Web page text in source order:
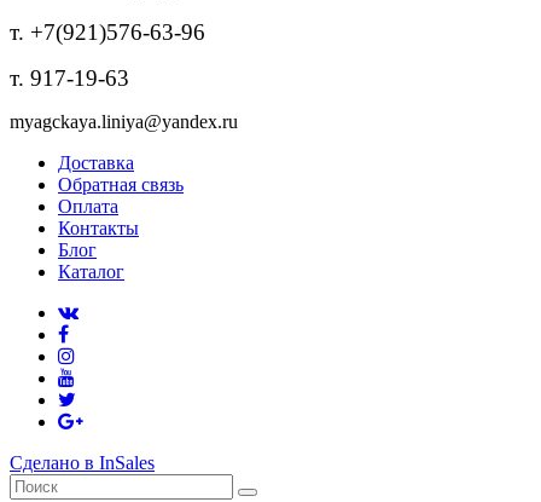
т. +7(921)576-63-96
т. 917-19-63
myagckaya.liniya@yandex.ru
Доставка
Обратная связь
Оплата
Контакты
Блог
Каталог
Сделано в InSales